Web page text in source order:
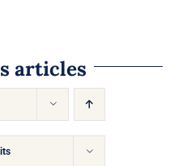
articles